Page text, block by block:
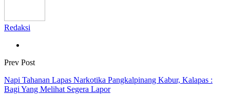
Redaksi
Prev Post
Napi Tahanan Lapas Narkotika Pangkalpinang Kabur, Kalapas :
Bagi Yang Melihat Segera Lapor